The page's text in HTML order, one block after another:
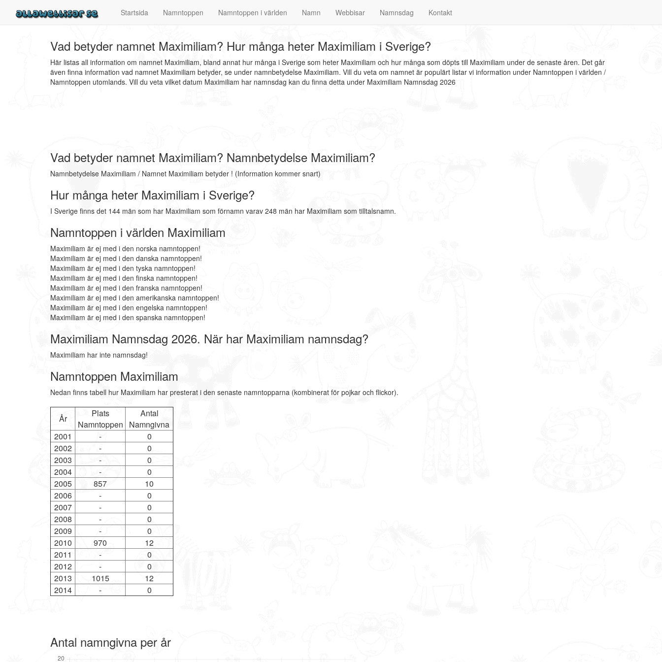
Startsida Namntoppen Namntoppen i världen Namn Webbisar Namnsdag Kontakt
Vad betyder namnet Maximiliam? Hur många heter Maximiliam i Sverige?
Här listas all information om namnet Maximiliam, bland annat hur många i Sverige som heter Maximiliam och hur många som döpts till Maximiliam under de senaste åren. Det går
även finna information vad namnet Maximiliam betyder, se under namnbetydelse Maximiliam. Vill du veta om namnet är populärt listar vi information under Namntoppen i världen /
Namntoppen utomlands. Vill du veta vilket datum Maximiliam har namnsdag kan du finna detta under Maximiliam Namnsdag 2026
Vad betyder namnet Maximiliam? Namnbetydelse Maximiliam?
Namnbetydelse Maximiliam / Namnet Maximiliam betyder ! (Information kommer snart)
Hur många heter Maximiliam i Sverige?
I Sverige finns det 144 män som har Maximiliam som förnamn varav 248 män har Maximiliam som tilltalsnamn.
Namntoppen i världen Maximiliam
Maximiliam är ej med i den norska namntoppen!
Maximiliam är ej med i den danska namntoppen!
Maximiliam är ej med i den tyska namntoppen!
Maximiliam är ej med i den finska namntoppen!
Maximiliam är ej med i den franska namntoppen!
Maximiliam är ej med i den amerikanska namntoppen!
Maximiliam är ej med i den engelska namntoppen!
Maximiliam är ej med i den spanska namntoppen!
Maximiliam Namnsdag 2026. När har Maximiliam namnsdag?
Maximiliam har inte namnsdag!
Namntoppen Maximiliam
Nedan finns tabell hur Maximiliam har presterat i den senaste namntopparna (kombinerat för pojkar och flickor).
År
Plats
Namntoppen
Antal
Namngivna
2001
-
0
2002
-
0
2003
-
0
2004
-
0
2005
857
10
2006
-
0
2007
-
0
2008
-
0
2009
-
0
2010
970
12
2011
-
0
2012
-
0
2013
1015
12
2014
- 0
Antal namngivna per år